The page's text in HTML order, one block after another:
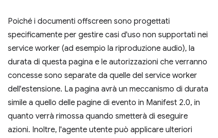
Poiché i documenti offscreen sono progettati
specificamente per gestire casi d'uso non supportati nei
service worker (ad esempio la riproduzione audio), la
durata di questa pagina e le autorizzazioni che verranno
concesse sono separate da quelle del service worker
dell'estensione. La pagina avrà un meccanismo di durata
simile a quello delle pagine di evento in Manifest 2.0, in
quanto verrà rimossa quando smetterà di eseguire
azioni. Inoltre, l'agente utente può applicare ulteriori